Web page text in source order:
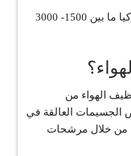
يتراوح سعر المكيف الصحراوي في تركيا ما بين 1500- 3000
الهواء من
الجسيمات العالقة في
من خلال مرشحات